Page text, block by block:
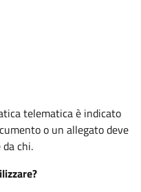
telematica è indicato
o un allegato deve
chi.